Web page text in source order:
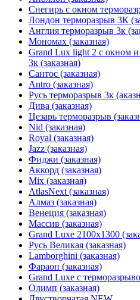
Снегирь с окном
Лондон терморазрыв 3К
Англия терморазрыв 3к
Мономах (заказная)
Grand Lux light 2 с окном и
3к (заказная)
Сантос (заказная)
Antro (заказная)
Русь терморазрыв 3к
Дива (заказная)
Цезарь терморазрыв
Nid (заказная)
Royal (заказная)
Jazz (заказная)
Фиджи (заказная)
Аккорд (заказная)
Mix (заказная)
AtlasNext (заказная)
Алмаз (заказная)
Венеция (заказная)
Массив (заказная)
Grand Luxe 2100х1300
Русь Великая (заказная)
Lamborghini (заказная)
Фараон (заказная)
Grand Luxe с
Олимп (заказная)